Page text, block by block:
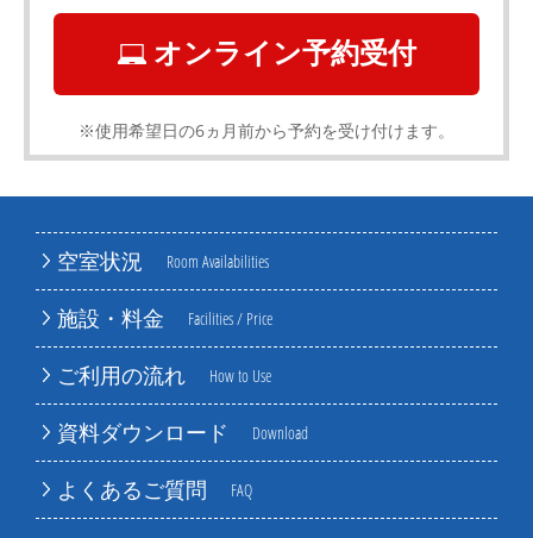
空室状況 Room Availabilities
施設・料金 Facilities / Price
ご利用の流れ How to Use
資料ダウンロード Download
よくあるご質問 FAQ
オンライン予約受付
※使用希望日の6ヵ月前から予約を受け付けます。